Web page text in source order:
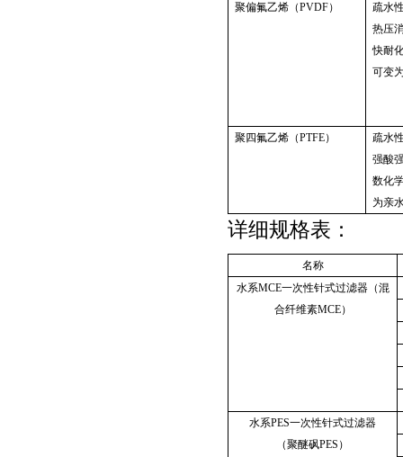
聚偏氟乙烯（PVDF）
疏水
热压
快耐
可变
聚四氟乙烯（PTFE）
疏水
强酸
数化
为亲
详细规格表：
名称
水系MCE一次性针式过滤器（混
合纤维素MCE）
水系PES一次性针式过滤器
（聚醚砜PES）